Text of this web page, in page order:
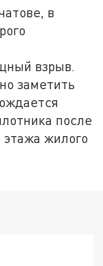
в
взрыв.
заметить
после
этажа жилого